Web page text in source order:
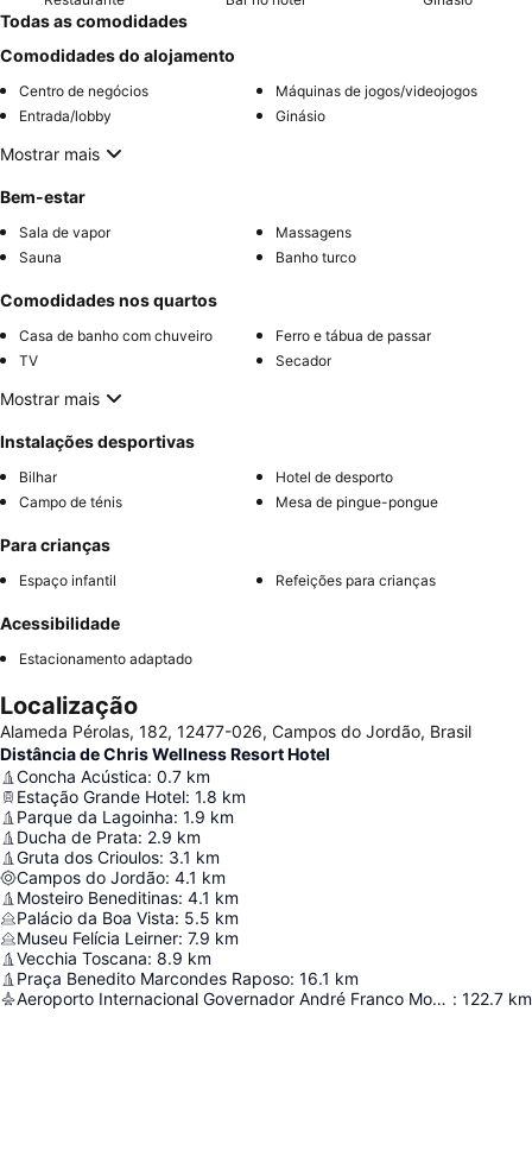
Todas as comodidades
Comodidades do alojamento
Centro de negócios
Máquinas de jogos/videojogos
Entrada/lobby
Ginásio
Mostrar mais
Bem-estar
Sala de vapor
Massagens
Sauna
Banho turco
Comodidades nos quartos
Casa de banho com chuveiro
Ferro e tábua de passar
TV
Secador
Mostrar mais
Instalações desportivas
Bilhar
Hotel de desporto
Campo de ténis
Mesa de pingue-pongue
Para crianças
Espaço infantil Refeições para crianças
Acessibilidade
Estacionamento adaptado
Localização
Alameda Pérolas, 182, 12477-026, Campos do Jordão, Brasil
Distância de Chris Wellness Resort Hotel
Concha Acústica: 0.7 km
Estação Grande Hotel: 1.8 km
Parque da Lagoinha: 1.9 km
Ducha de Prata: 2.9 km
Gruta dos Crioulos: 3.1 km
Campos do Jordão: 4.1 km
Mosteiro Beneditinas: 4.1 km
Palácio da Boa Vista: 5.5 km
Museu Felícia Leirner: 7.9 km
Vecchia Toscana: 8.9 km
Praça Benedito Marcondes Raposo: 16.1 km
Aeroporto Internacional Governador André Franco Montoro : 122.7 km